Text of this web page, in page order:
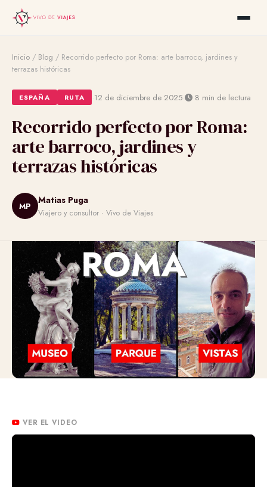
Inicio / Blog / Recorrido perfecto por Roma: arte barroco, jardines y
terrazas históricas
ESPAÑA RUTA 12 de diciembre de 2025 · 8 min de lectura
Recorrido perfecto por Roma:
arte barroco, jardines y
terrazas históricas
MP
Matias Puga
Viajero y consultor · Vivo de Viajes
VER EL VIDEO